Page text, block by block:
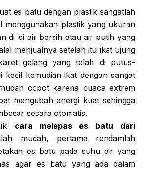
es batu dengan plastik sangatlah
menggunakan plastik yang ukuran
di isi air bersih atau air putih yang
menjualnya setelah itu ikat ujung
gelang yang telah di putus-
kecil kemudian ikat dengan sangat
copot karena cuaca extrem
mengubah energi kuat sehingga
secara otomatis.
cara melepas es batu dari
mudah, pertama rendamlah
es batu pada suhu air yang
agar es batu yang ada dalam